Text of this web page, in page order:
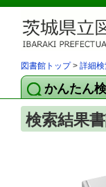
図書館トップ> 詳細
かんたん
検索結果